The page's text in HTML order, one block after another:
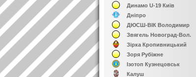
Динамо U-19 Київ
Дніпро
ДЮСШ-ВІК Володимир
Звягель Новоград-Вол.
Зірка Кропивницький
Зоря Рубіжне
Ізотоп Кузнецовськ
Калуш